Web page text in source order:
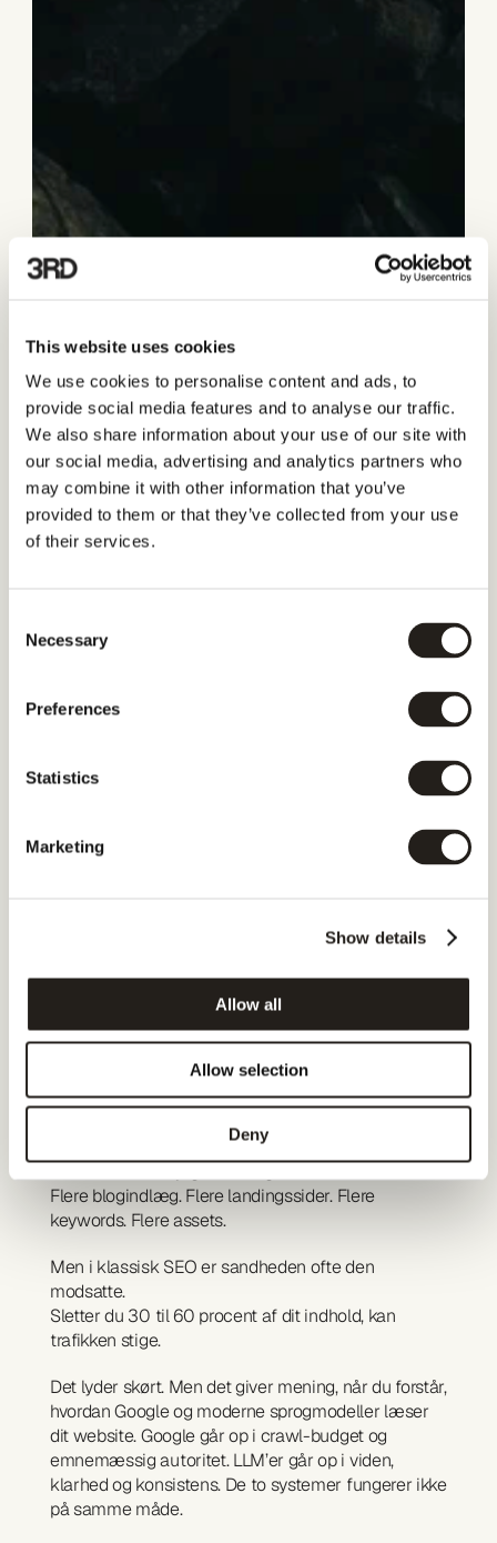
This website uses cookies
We use cookies to personalise content and ads, to
provide social media features and to analyse our traffic.
We also share information about your use of our site with
our social media, advertising and analytics partners who
may combine it with other information that you’ve
provided to them or that they’ve collected from your use
of their services.
Selection
Necessary
Preferences
Statistics
Marketing
Show details
Allow all
Allow selection
Deny
Udgivet den
Hvorfor det hjælper SEO
at slette blogindlæg,
men ikke forbedrer
LLM-synlighed
Flere blogindlæg. Flere landingssider. Flere
keywords. Flere assets.
Men i klassisk SEO er sandheden ofte den
modsatte.
Sletter du 30 til 60 procent af dit indhold, kan
trafikken stige.
Det lyder skørt. Men det giver mening, når du forstår,
hvordan Google og moderne sprogmodeller læser
dit website. Google går op i crawl-budget og
emnemæssig autoritet. LLM’er går op i viden,
klarhed og konsistens. De to systemer fungerer ikke
på samme måde.